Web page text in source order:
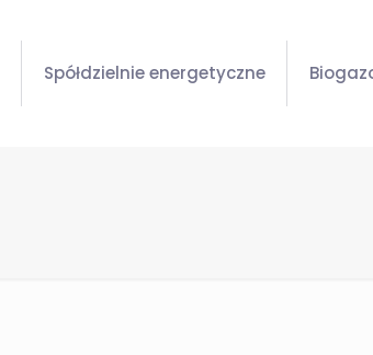
Spółdzielnie energetyczne